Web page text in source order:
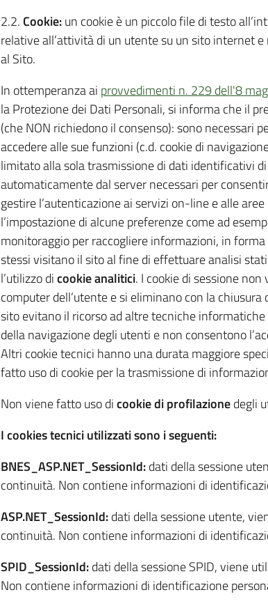
2.2. Cookie:un cookie è un piccolo file di testo
relative all’attività di un utente su un sito internet
al Sito.
In ottemperanza ai provvedimenti n. 229 dell'8
la Protezione dei Dati Personali, si informa che il
(che NON richiedono il consenso): sono necessari
accedere alle sue funzioni (c.d. cookie di
limitato alla sola trasmissione di dati identificativi
automaticamente dal server necessari per
gestire l’autenticazione ai servizi on-line e alle
l’impostazione di alcune preferenze come ad
monitoraggio per raccogliere informazioni, in
stessi visitano il sito al fine di effettuare analisi
l’utilizzo dicookie analitici. I cookie di sessione
computer dell’utente e si eliminano con la
sito evitano il ricorso ad altre tecniche
della navigazione degli utenti e non consentono
Altri cookie tecnici hanno una durata maggiore
fatto uso di cookie per la trasmissione di
Non viene fatto uso dicookie di profilazionedegli
I cookies tecnici utilizzati sono i seguenti:
BNES_ASP.NET_SessionId:dati della sessione
continuità. Non contiene informazioni di
ASP.NET_SessionId:dati della sessione utente,
continuità. Non contiene informazioni di
SPID_SessionId:dati della sessione SPID, viene
Non contiene informazioni di identificazione